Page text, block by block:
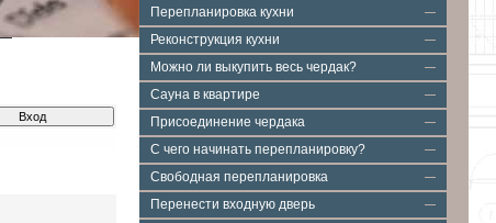
Перепланировка кухни
Реконструкция кухни
Можно ли выкупить весь чердак?
Сауна в квартире
Присоединение чердака
С чего начинать перепланировку?
Свободная перепланировка
Перенести входную дверь